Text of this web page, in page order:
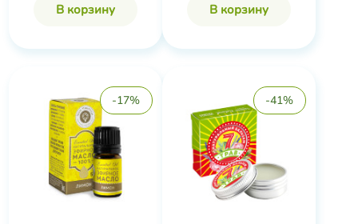
В корзину В корзину
-17% -41%